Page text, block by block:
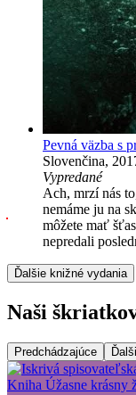
Pevná väzba s
Slovenčina,
Vypredané
Ach, mrzí nás
nemáme ju na
môžete mať
nepredali
Ďalšie knižné vydania
Naši
Predchádzajúce